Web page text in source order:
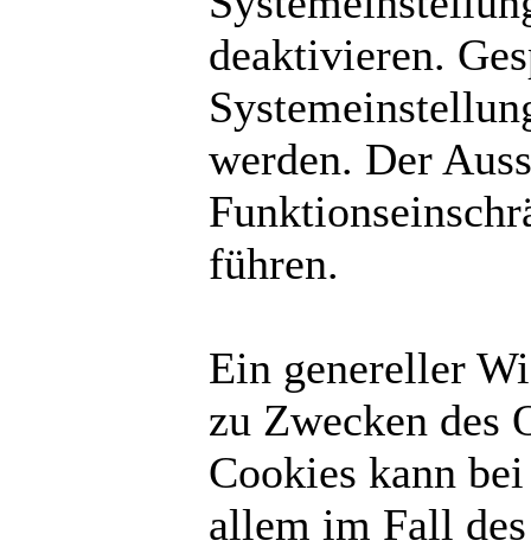
deaktivieren.
werden. Der
führen.
Ein genereller
zu Zwecken des
Cookies kann
allem im Fall